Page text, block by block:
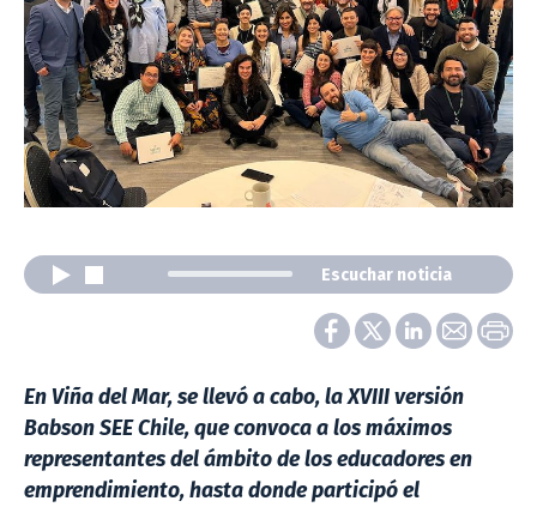
Escuchar noticia
En Viña del Mar, se llevó a cabo,la XVIII versión
Babson SEE Chile, que convoca a los máximos
representantes del ámbito de los educadores en
emprendimiento, hasta donde participó el